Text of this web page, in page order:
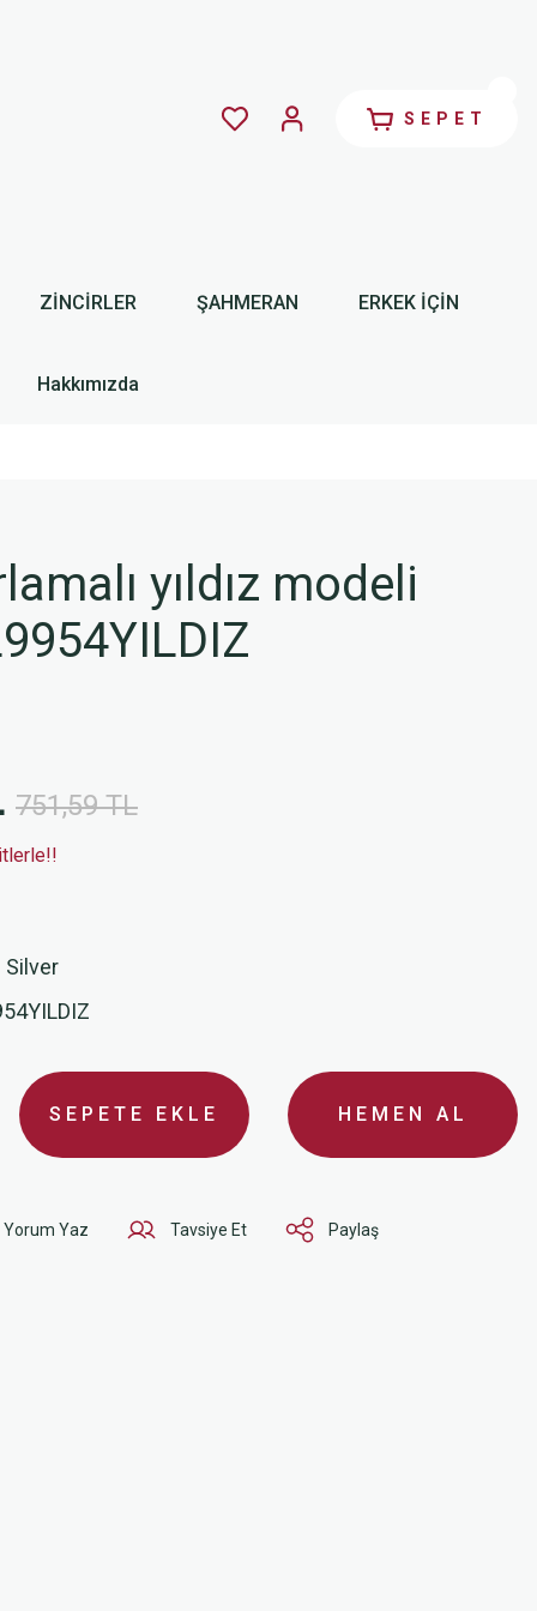
SEPET
ZİNCİRLER ŞAHMERAN ERKEK İÇİN
Hakkımızda
yıldız modeli
751,59 TL
Silver
SEPETE EKLE HEMEN AL
Yorum Yaz Tavsiye Et Paylaş